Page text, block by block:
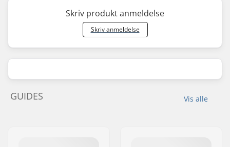
Skriv produkt anmeldelse
Skriv anmeldelse
Vis alle
GUIDES